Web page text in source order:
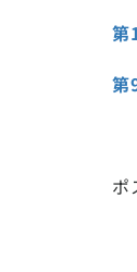
第
第
ポ